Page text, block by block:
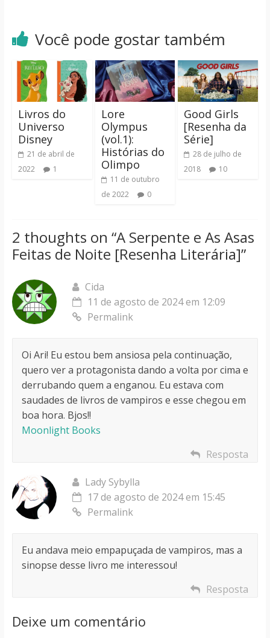
Você pode gostar também
Livros do
Universo
Disney
21 de abril de
2022
1
Lore
Olympus
(vol.1):
Histórias do
Olimpo
11 de outubro
de 2022
0
Good Girls
[Resenha da
Série]
28 de julho de
2018
10
2 thoughts on “A Serpente e As Asas
Feitas de Noite [Resenha Literária]”
Cida
11 de agosto de 2024 em 12:09
Permalink
Oi Ari! Eu estou bem ansiosa pela continuação,
quero ver a protagonista dando a volta por cima e
derrubando quem a enganou. Eu estava com
saudades de livros de vampiros e esse chegou em
boa hora. Bjos!!
Moonlight Books
Resposta
Lady Sybylla
17 de agosto de 2024 em 15:45
Permalink
Eu andava meio empapuçada de vampiros, mas a
sinopse desse livro me interessou!
Resposta
Deixe um comentário